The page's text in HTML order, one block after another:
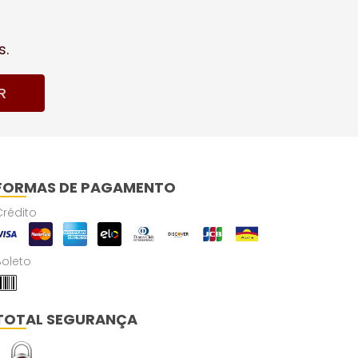
DE PAGAMENTO
SEGURANÇA